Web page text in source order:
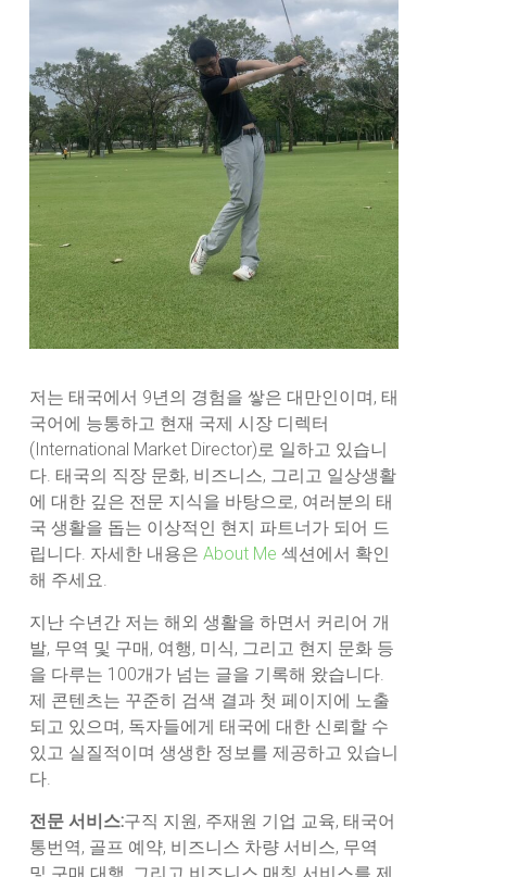
저는 태국에서 9년의 경험을 쌓은 대만인이며, 태
국어에 능통하고 현재 국제 시장 디렉터
(International Market Director)로 일하고 있습니
다. 태국의 직장 문화, 비즈니스, 그리고 일상생활
에 대한 깊은 전문 지식을 바탕으로, 여러분의 태
국 생활을 돕는 이상적인 현지 파트너가 되어 드
립니다. 자세한 내용은About Me 섹션에서 확인
해 주세요.
지난 수년간 저는 해외 생활을 하면서 커리어 개
발, 무역 및 구매, 여행, 미식, 그리고 현지 문화 등
을 다루는 100개가 넘는 글을 기록해 왔습니다.
제 콘텐츠는 꾸준히 검색 결과 첫 페이지에 노출
되고 있으며, 독자들에게 태국에 대한 신뢰할 수
있고 실질적이며 생생한 정보를 제공하고 있습니
다.
전문 서비스:구직 지원, 주재원 기업 교육, 태국어
통번역, 골프 예약, 비즈니스 차량 서비스, 무역